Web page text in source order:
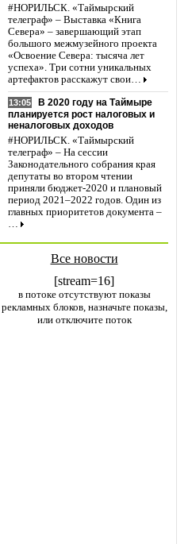
#НОРИЛЬСК. «Таймырский
телеграф» – Выставка «Книга
Севера» – завершающий этап
большого межмузейного проекта
«Освоение Севера: тысяча лет
успеха». Три сотни уникальных
артефактов расскажут свои…
13:05
В 2020 году на Таймыре
планируется рост налоговых и
неналоговых доходов
#НОРИЛЬСК. «Таймырский
телеграф» – На сессии
Законодательного собрания края
депутаты во втором чтении
приняли бюджет-2020 и плановый
период 2021–2022 годов. Один из
главных приоритетов документа –
…
Все новости
[stream=16]
в потоке отсутствуют показы
рекламных блоков, назначьте показы,
или отключите поток